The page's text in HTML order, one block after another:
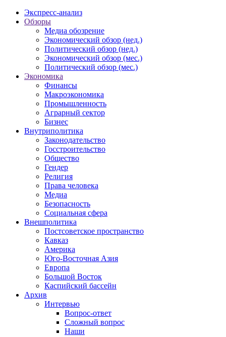
Экспресс-анализ
Обзоры
Медиа обозрение
Экономический обзор (нед.)
Политический обзор (нед.)
Экономический обзор (мес.)
Политический обзор (мес.)
Экономика
Финансы
Макроэкономика
Промышленность
Аграрный сектор
Бизнес
Внутриполитика
Законодательство
Госстроительство
Общество
Гендер
Религия
Права человека
Медиа
Безопасность
Социальная сфера
Внешполитика
Постсоветское пространство
Кавказ
Америка
Юго-Восточная Азия
Европа
Большой Восток
Каспийский бассейн
Архив
Интервью
Вопрос-ответ
Сложный вопрос
Наши